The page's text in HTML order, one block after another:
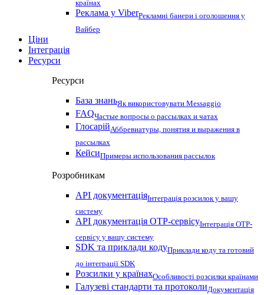
країнах
Реклама у ViberРекламні банери і оголошення у
Вайбер
Ціни
Інтеграція
Ресурси
Ресурси
База знаньЯк використовувати Messaggio
FAQЧастые вопросы о рассылках и чатах
ГлосарійАббревиатуры, понятия и выражения в
рассылках
КейсиПримеры использования рассылок
Розробникам
API документаціяІнтеграція розсилок у вашу
систему
API документація OTP-сервісуІнтеграція OTP-
сервісу у вашу систему
SDK та приклади кодуПриклади коду та готовий
до інтеграції SDK
Розсилки у країнахОсобливості розсилки країнами
Галузеві стандарти та протоколиДокументація